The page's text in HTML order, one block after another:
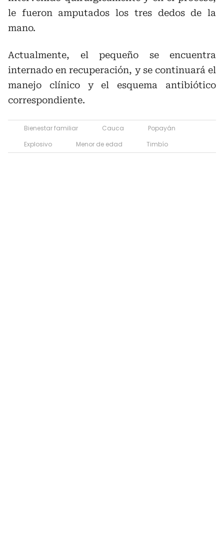
le fueron amputados los tres dedos de la
mano.
Actualmente, el pequeño se encuentra
internado en recuperación, y se continuará el
manejo clínico y el esquema antibiótico
correspondiente.
Bienestar familiar Cauca
Popayán
Explosivo
Menor de edad Timbío